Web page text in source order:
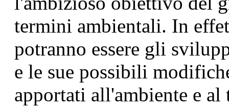
termini ambientali. In
potranno essere gli
e le sue possibili
apportati all'ambiente e